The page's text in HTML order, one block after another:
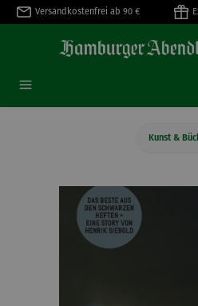
springen
Versandkostenfrei ab 90 €
Kunst &
Bildergalerie überspringen